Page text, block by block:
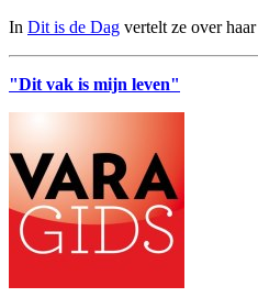
In Dit is de Dag vertelt ze over haar
"Dit vak is mijn leven"